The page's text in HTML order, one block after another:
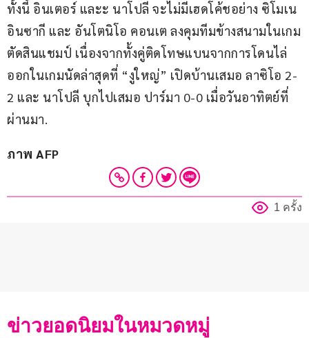
ทั้งนี้ อินเตอร์ และะ นาโปลี จะไม่มีเฮดโค้ชอย่าง ซิโมเน
อินซากี และ อันโตนิโอ คอนเต ลงคุมทีมข้างสนามในเกม
ตัดสินแชมป์ เนื่องจากทั้งคู่ติดโทษแบนจากการโดนไล่
ออกในเกมนัดล่าสุดที่ “งูใหญ่” เปิดบ้านเสมอ ลาซิโอ 2-
2 และ นาโปลี บุกไปเสมอ ปาร์มา 0-0 เมื่อวันอาทิตย์ที่
ผ่านมา.
ภาพ AFP
1 ครั้ง
ข่าวยอดนิยมในหมวดหมู่